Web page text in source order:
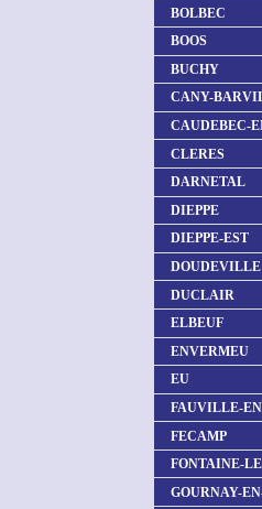
BOLBEC
BOOS
BUCHY
CANY-
CAUDEBEC-
CLERES
DARNETAL
DIEPPE
DIEPPE-EST
DOUDEVILLE
DUCLAIR
ELBEUF
ENVERMEU
EU
FAUVILLE-
FECAMP
FONTAINE-
GOURNAY-